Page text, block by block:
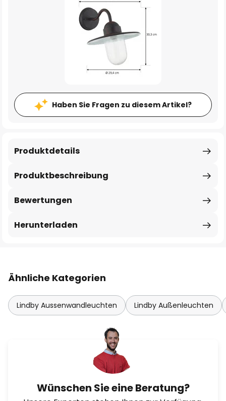
Haben Sie Fragen zu diesem Artikel?
Produktbeschreibung
Produktdetails
Bewertungen
Herunterladen
Ähnliche Kategorien
Lindby Aussenwandleuchten Lindby Außenleuchten
Wünschen Sie eine Beratung?